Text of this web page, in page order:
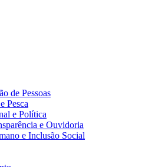
de Pessoas
Pesca
e Política
e Ouvidoria
e Inclusão Social